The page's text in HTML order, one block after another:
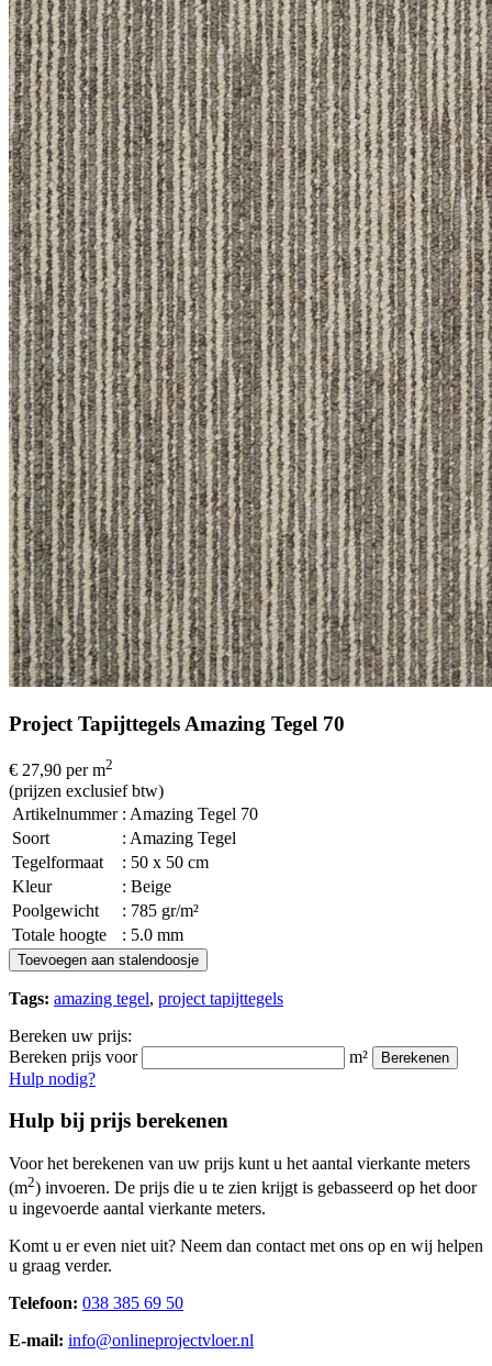
Project Tapijttegels Amazing Tegel 70
€ 27,90 per m2
(prijzen exclusief btw)
Artikelnummer : Amazing Tegel 70
Soort
: Amazing Tegel
Tegelformaat
: 50 x 50 cm
Kleur
: Beige
Poolgewicht
: 785 gr/m²
Totale hoogte
: 5.0 mm
Toevoegen aan stalendoosje
Tags: amazing tegel, project tapijttegels
Bereken uw prijs:
Bereken prijs voor
m² Berekenen
Hulp nodig?
Hulp bij prijs berekenen
Voor het berekenen van uw prijs kunt u het aantal vierkante meters
(m2) invoeren. De prijs die u te zien krijgt is gebasseerd op het door
u ingevoerde aantal vierkante meters.
Komt u er even niet uit? Neem dan contact met ons op en wij helpen
u graag verder.
Telefoon: 038 385 69 50
E-mail: info@onlineprojectvloer.nl